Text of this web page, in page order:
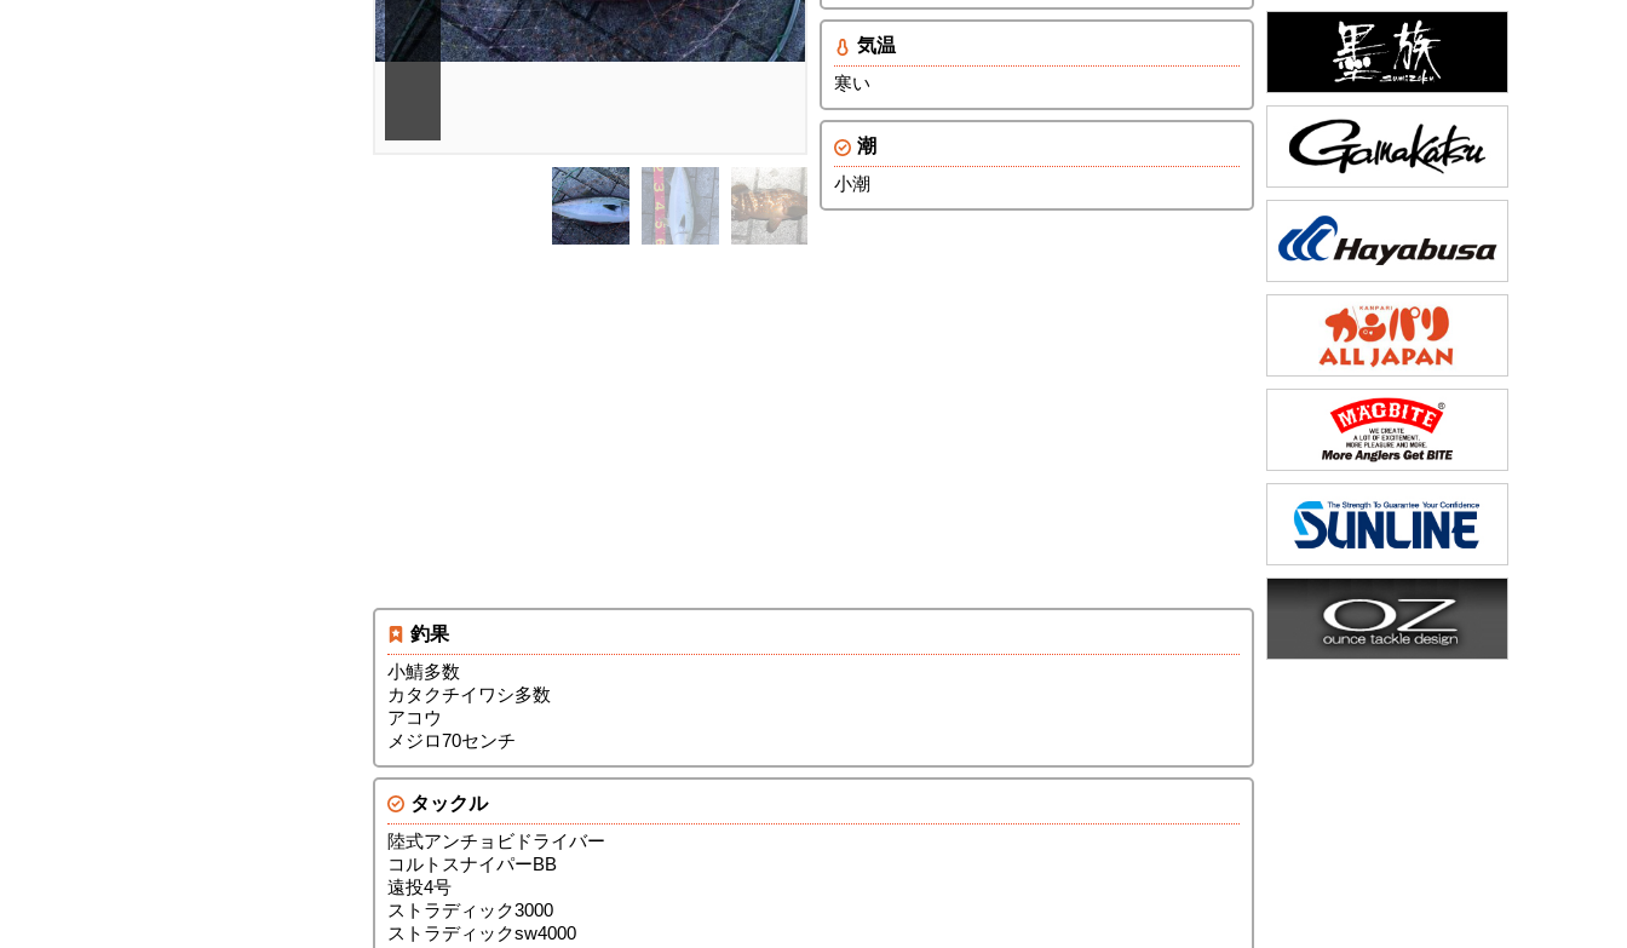
気温
寒い
潮
小潮
釣果
小鯖多数
カタクチイワシ多数
アコウ
メジロ70センチ
タックル
陸式アンチョビドライバー
コルトスナイパーBB
遠投4号
ストラディック3000
ストラディックsw4000